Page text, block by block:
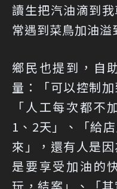
讀生把汽油滴到
常遇到菜鳥加油溢
鄉民也提到，自
量 ：「可以控制
「人工每次都不
1、2天」、「給
來」，還有人是因
是要享受加油的
玩，結案」、「